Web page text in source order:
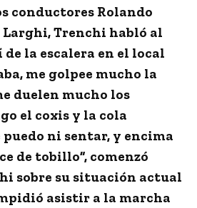
conductores Rolando
Larghi,Trenchi habló al
de la escalera en el local
me golpee mucho la
duelen mucho los
el coxis y la cola
puedo ni sentar, y encima
de tobillo”, comenzó
sobre su situación actual
asistir a la marcha